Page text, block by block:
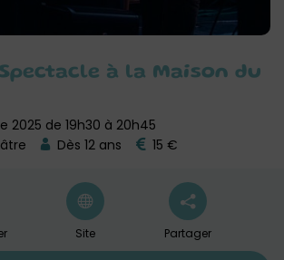
à la Maison du
2025 de 19h30 à 20h45
Dès 12 ans 15 €
Site Partager